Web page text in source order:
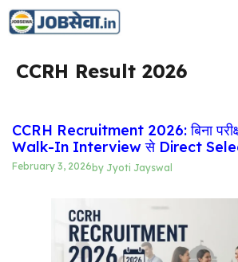
Skip
CCRH Result 2026
CCRH Recruitment 2026: बिना
Walk-In Interview से Direct
February 3, 2026 by Jyoti Jayswal